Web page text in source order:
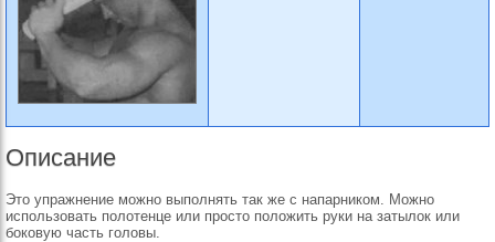
Описание
Это упражнение можно выполнять так же с напарником. Можно
использовать полотенце или просто положить руки на затылок или
боковую часть головы.